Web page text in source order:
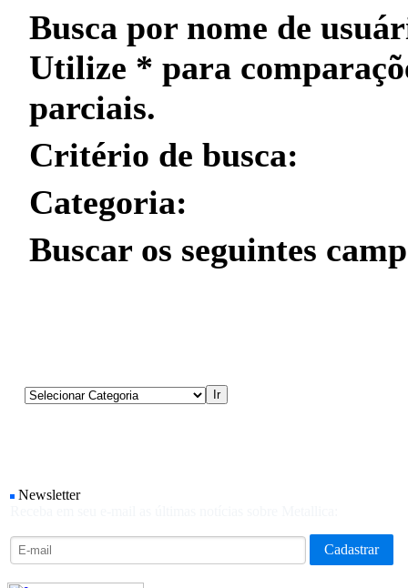
Busca por nome de
Utilize * para
parciais.
Critério de busca:
Categoria:
Buscar os seguintes
Newsletter